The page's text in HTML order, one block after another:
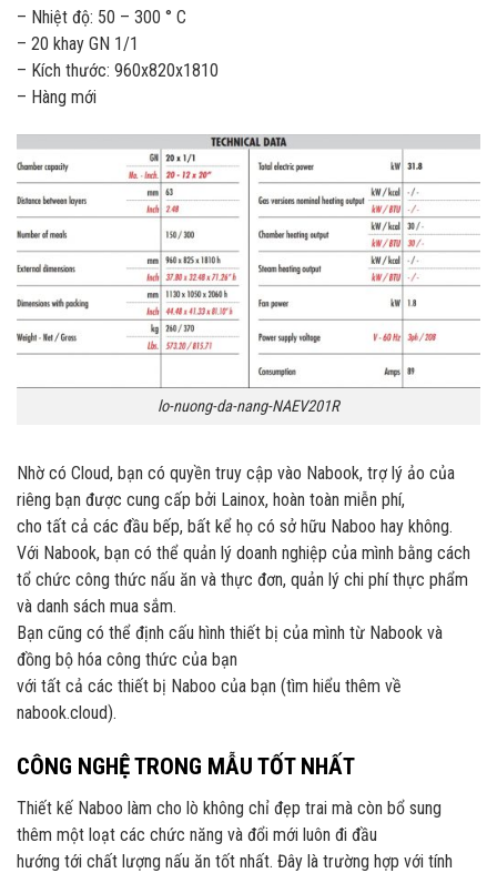
– Nhiệt độ: 50 – 300 ° C
– 20 khay GN 1/1
– Kích thước: 960x820x1810
– Hàng mới
lo-nuong-da-nang-NAEV201R
Nhờ có Cloud, bạn có quyền truy cập vào Nabook, trợ lý ảo của
riêng bạn được cung cấp bởi Lainox, hoàn toàn miễn phí,
cho tất cả các đầu bếp, bất kể họ có sở hữu Naboo hay không.
Với Nabook, bạn có thể quản lý doanh nghiệp của mình bằng cách
tổ chức công thức nấu ăn và thực đơn, quản lý chi phí thực phẩm
và danh sách mua sắm.
Bạn cũng có thể định cấu hình thiết bị của mình từ Nabook và
đồng bộ hóa công thức của bạn
với tất cả các thiết bị Naboo của bạn (tìm hiểu thêm về
nabook.cloud).
CÔNG NGHỆ TRONG MẪU TỐT NHẤT
Thiết kế Naboo làm cho lò không chỉ đẹp trai mà còn bổ sung
thêm một loạt các chức năng và đổi mới luôn đi đầu
hướng tới chất lượng nấu ăn tốt nhất. Đây là trường hợp với tính